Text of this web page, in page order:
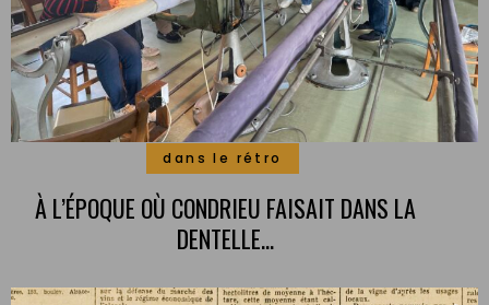
dans le rétro
À L’ÉPOQUE OÙ CONDRIEU FAISAIT DANS LA
DENTELLE…